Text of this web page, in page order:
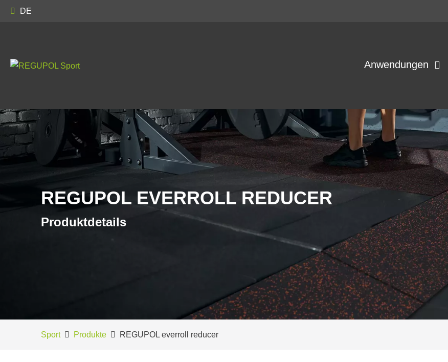
DE
Anwendungen
REGUPOL EVERROLL REDUCER
Produktdetails
Sport Produkte REGUPOL everroll reducer